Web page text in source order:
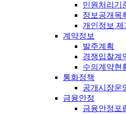
민원처리기
정보공개목
개인정보 제
계약정보
발주계획
경쟁입찰계
수의계약현
통화정책
공개시장운
금융안정
금융안정포